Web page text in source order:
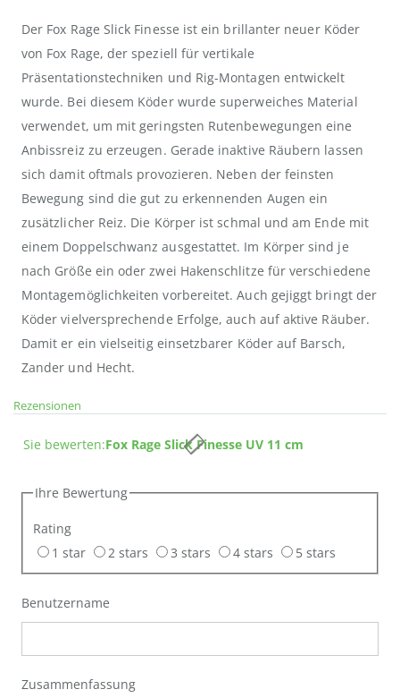
Der Fox Rage Slick Finesse ist ein brillanter neuer Köder
von Fox Rage, der speziell für vertikale
Präsentationstechniken und Rig-Montagen entwickelt
wurde. Bei diesem Köder wurde superweiches Material
verwendet, um mit geringsten Rutenbewegungen eine
Anbissreiz zu erzeugen. Gerade inaktive Räubern lassen
sich damit oftmals provozieren. Neben der feinsten
Bewegung sind die gut zu erkennenden Augen ein
zusätzlicher Reiz. Die Körper ist schmal und am Ende mit
einem Doppelschwanz ausgestattet. Im Körper sind je
nach Größe ein oder zwei Hakenschlitze für verschiedene
Montagemöglichkeiten vorbereitet. Auch gejiggt bringt der
Köder vielversprechende Erfolge, auch auf aktive Räuber.
Damit er ein vielseitig einsetzbarer Köder auf Barsch,
Zander und Hecht.
Rezensionen
Sie bewerten:Fox Rage Slick Finesse UV 11 cm
Ihre Bewertung
Rating
1 star
2 stars 3 stars 4 stars 5 stars
Benutzername
Zusammenfassung